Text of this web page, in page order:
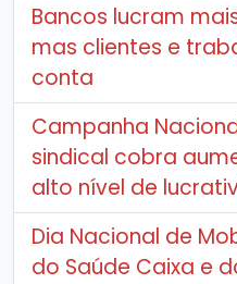
Bancos lucram
mas clientes e
conta
Campanha
sindical cobra
alto nível de
Dia Nacional de
do Saúde Caixa e